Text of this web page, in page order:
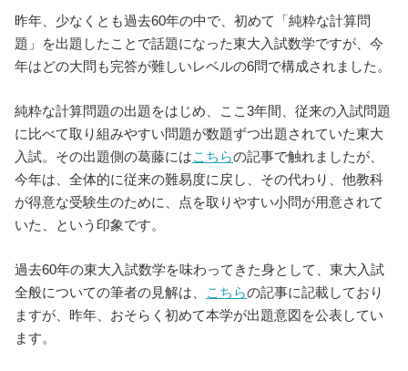
昨年、少なくとも過去60年の中で、初めて「純粋な計算問
題」を出題したことで話題になった東大入試数学ですが、今
年はどの大問も完答が難しいレベルの6問で構成されました。
純粋な計算問題の出題をはじめ、ここ3年間、従来の入試問題
に比べて取り組みやすい問題が数題ずつ出題されていた東大
入試。その出題側の葛藤にはこちらの記事で触れましたが、
今年は、全体的に従来の難易度に戻し、その代わり、他教科
が得意な受験生のために、点を取りやすい小問が用意されて
いた、という印象です。
過去60年の東大入試数学を味わってきた身として、東大入試
全般についての筆者の見解は、
こちらの記事に記載しており
ますが、昨年、おそらく初めて本学が出題意図を公表してい
ます。